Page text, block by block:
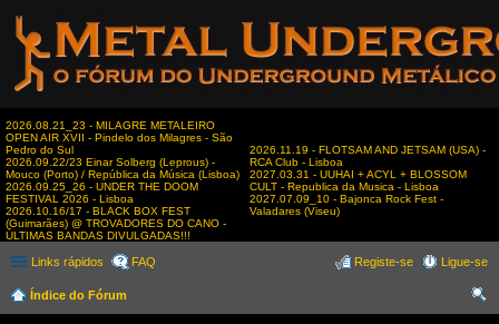
2026.08.21_23 - MILAGRE METALEIRO
OPEN AIR XVII - Pindelo dos Milagres - São
Pedro do Sul
2026.09.22/23 Einar Solberg (Leprous) -
Mouco (Porto) / República da Música (Lisboa)
2026.09.25_26 - UNDER THE DOOM
FESTIVAL 2026 - Lisboa
2026.10.16/17 - BLACK BOX FEST
(Guimarães) @ TROVADORES DO CANO -
ÚLTIMAS BANDAS DIVULGADAS!!!
2026.11.19 - FLOTSAM AND JETSAM (USA) -
RCA Club - Lisboa
2027.03.31 - UUHAI + ACYL + BLOSSOM
CULT - Republica da Musica - Lisboa
2027.07.09_10 - Bajonca Rock Fest -
Valadares (Viseu)
Links rápidos FAQ Ligue-se
Registe-se
Índice do Fórum